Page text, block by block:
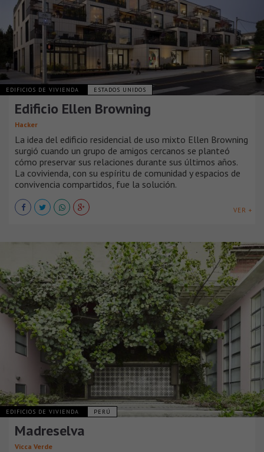
EDIFICIOS DE VIVIENDA ESTADOS UNIDOS
Edificio Ellen Browning
Hacker
La idea del edificio residencial de uso mixto Ellen Browning
surgió cuando un grupo de amigos cercanos se planteó
cómo preservar sus relaciones durante sus últimos años.
La covivienda, con su espíritu de comunidad y espacios de
convivencia compartidos, fue la solución.
VER +
EDIFICIOS DE VIVIENDA PERÚ
Madreselva
Vicca Verde